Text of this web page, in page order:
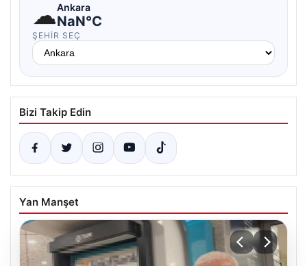
☁Ankara
NaN°C
ŞEHIR SEÇ
Bizi Takip Edin
Yan Manşet